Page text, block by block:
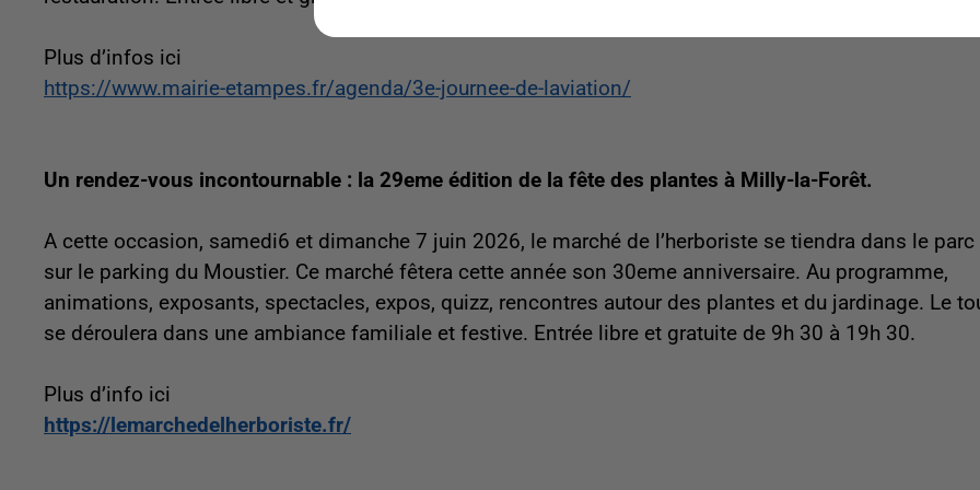
Plus d’infos ici
https://www.mairie-etampes.fr/agenda/3e-journee-de-laviation/
Un rendez-vous incontournable : la 29eme édition de la fête des plantes à Milly-la-Forêt.
A cette occasion, samedi6 et dimanche 7 juin 2026, le marché de l’herboriste se tiendra dans le parc
sur le parking du Moustier. Ce marché fêtera cette année son 30eme anniversaire. Au programme,
animations, exposants, spectacles, expos, quizz, rencontres autour des plantes et du jardinage. Le
se déroulera dans une ambiance familiale et festive. Entrée libre et gratuite de 9h 30 à 19h 30.
Plus d’info ici
https://lemarchedelherboriste.fr/